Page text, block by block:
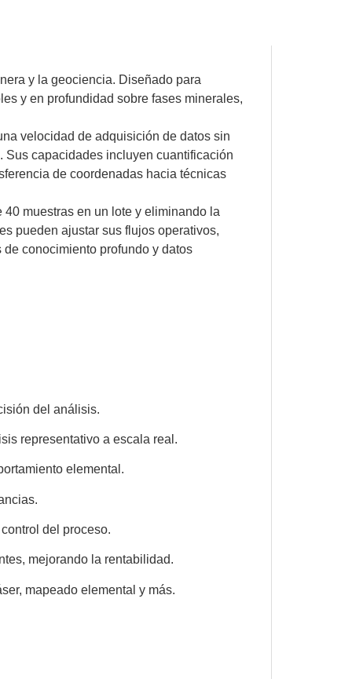
y la geociencia. Diseñado para
y en profundidad sobre fases minerales,
velocidad de adquisición de datos sin
Sus capacidades incluyen cuantificación
de coordenadas hacia técnicas
muestras en un lote y eliminando la
pueden ajustar sus flujos operativos,
conocimiento profundo y datos
del análisis.
representativo a escala real.
elemental.
del proceso.
mejorando la rentabilidad.
mapeado elemental y más.